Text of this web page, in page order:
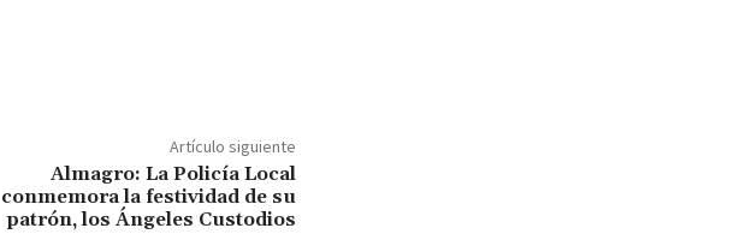
Artículo siguiente
Almagro: La Policía Local
conmemora la festividad de su
patrón, los Ángeles Custodios